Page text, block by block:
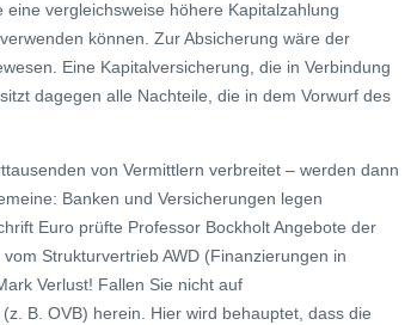
vergleichsweise höhere Kapitalzahlung
können. Zur Absicherung wäre der
Eine Kapitalversicherung, die in Verbindung
dagegen alle Nachteile, die in dem Vorwurf des
von Vermittlern verbreitet – werden dann
Banken und Versicherungen legen
Euro prüfte Professor Bockholt Angebote der
Strukturvertrieb AWD (Finanzierungen in
Verlust! Fallen Sie nicht auf
B. OVB) herein. Hier wird behauptet, dass die